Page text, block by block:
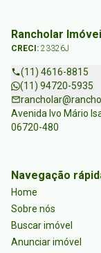
Rancholar
CRECI: 23326J
(11) 4616-8815
(11) 94720-5935
Avenida Ivo Mário
06720-480
Navegação
Home
Sobre nós
Buscar imóvel
Anunciar imóvel